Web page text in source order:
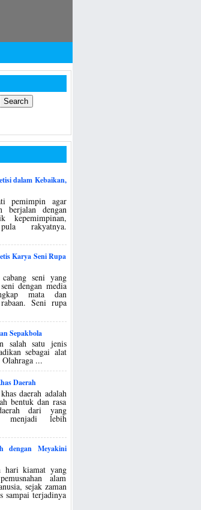
dalam Kebaikan,
pemimpin agar
berjalan dengan
kepemimpinan,
rakyatnya.
Karya Seni Rupa
seni yang
dengan media
mata dan
Seni rupa
Sepakbola
salah satu jenis
sebagai alat
Olahraga ...
Daerah
daerah adalah
bentuk dan rasa
dari yang
menjadi lebih
dengan Meyakini
hari kiamat yang
alam
sejak zaman
sampai terjadinya